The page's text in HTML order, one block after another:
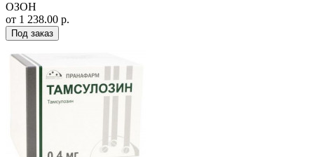
ОЗОН
от 1 238.00 р.
Под заказ